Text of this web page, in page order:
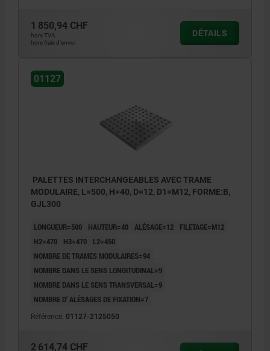
1) Trame
1 850,94 CHF
hors TVA
hors frais d’envoi
DÉTAILS
01127
PALETTES INTERCHANGEABLES AVEC TRAME
MODULAIRE, L=500, H=40, D=12, D1=M12, FORME:B,
GJL300
LONGUEUR=500 HAUTEUR=40 ALÉSAGE=12
FILETAGE=M12
H2=470
H3=470
L2=450
NOMBRE DE TRAMES MODULAIRES=94
NOMBRE DANS LE SENS LONGITUDINAL=9
NOMBRE DANS LE SENS TRANSVERSAL=9
NOMBRE D’ ALÉSAGES DE FIXATION=7
Référence: 01127-2125050
2 614,74 CHF